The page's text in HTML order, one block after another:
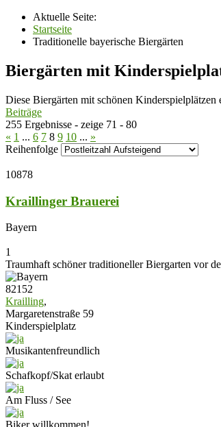
Aktuelle Seite:
Startseite
Traditionelle bayerische Biergärten
Biergärten mit
Diese Biergärten mit schönen
Beiträge
255 Ergebnisse - zeige 71 - 80
« 1 ... 6 7 8 9 10 ... »
Reihenfolge
10878
Kraillinger Brauerei
Bayern
1
Traumhaft schöner traditioneller Biergarten vor
82152
Krailling,
Margaretenstraße 59
Kinderspielplatz
Musikantenfreundlich
Schafkopf/Skat erlaubt
Am Fluss / See